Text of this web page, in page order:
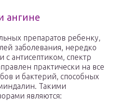
ангине
препаратов ребенку,
заболевания, нередко
антисептиком, спектр
практически на все
и бактерий, способных
Такими
являются: